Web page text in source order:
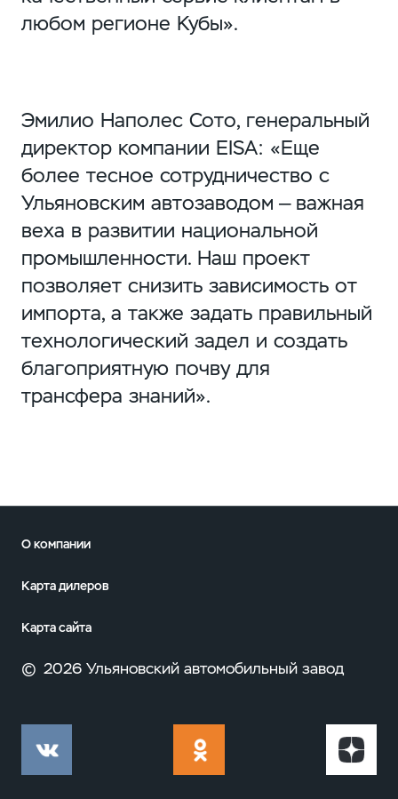
любом регионе Кубы».
Эмилио Наполес Сото, генеральный
директор компании EISA: «Еще
более тесное сотрудничество с
Ульяновским автозаводом — важная
веха в развитии национальной
промышленности. Наш проект
позволяет снизить зависимость от
импорта, а также задать правильный
технологический задел и создать
благоприятную почву для
трансфера знаний».
О компании
Карта дилеров
Карта сайта
© 2026 Ульяновский автомобильный завод